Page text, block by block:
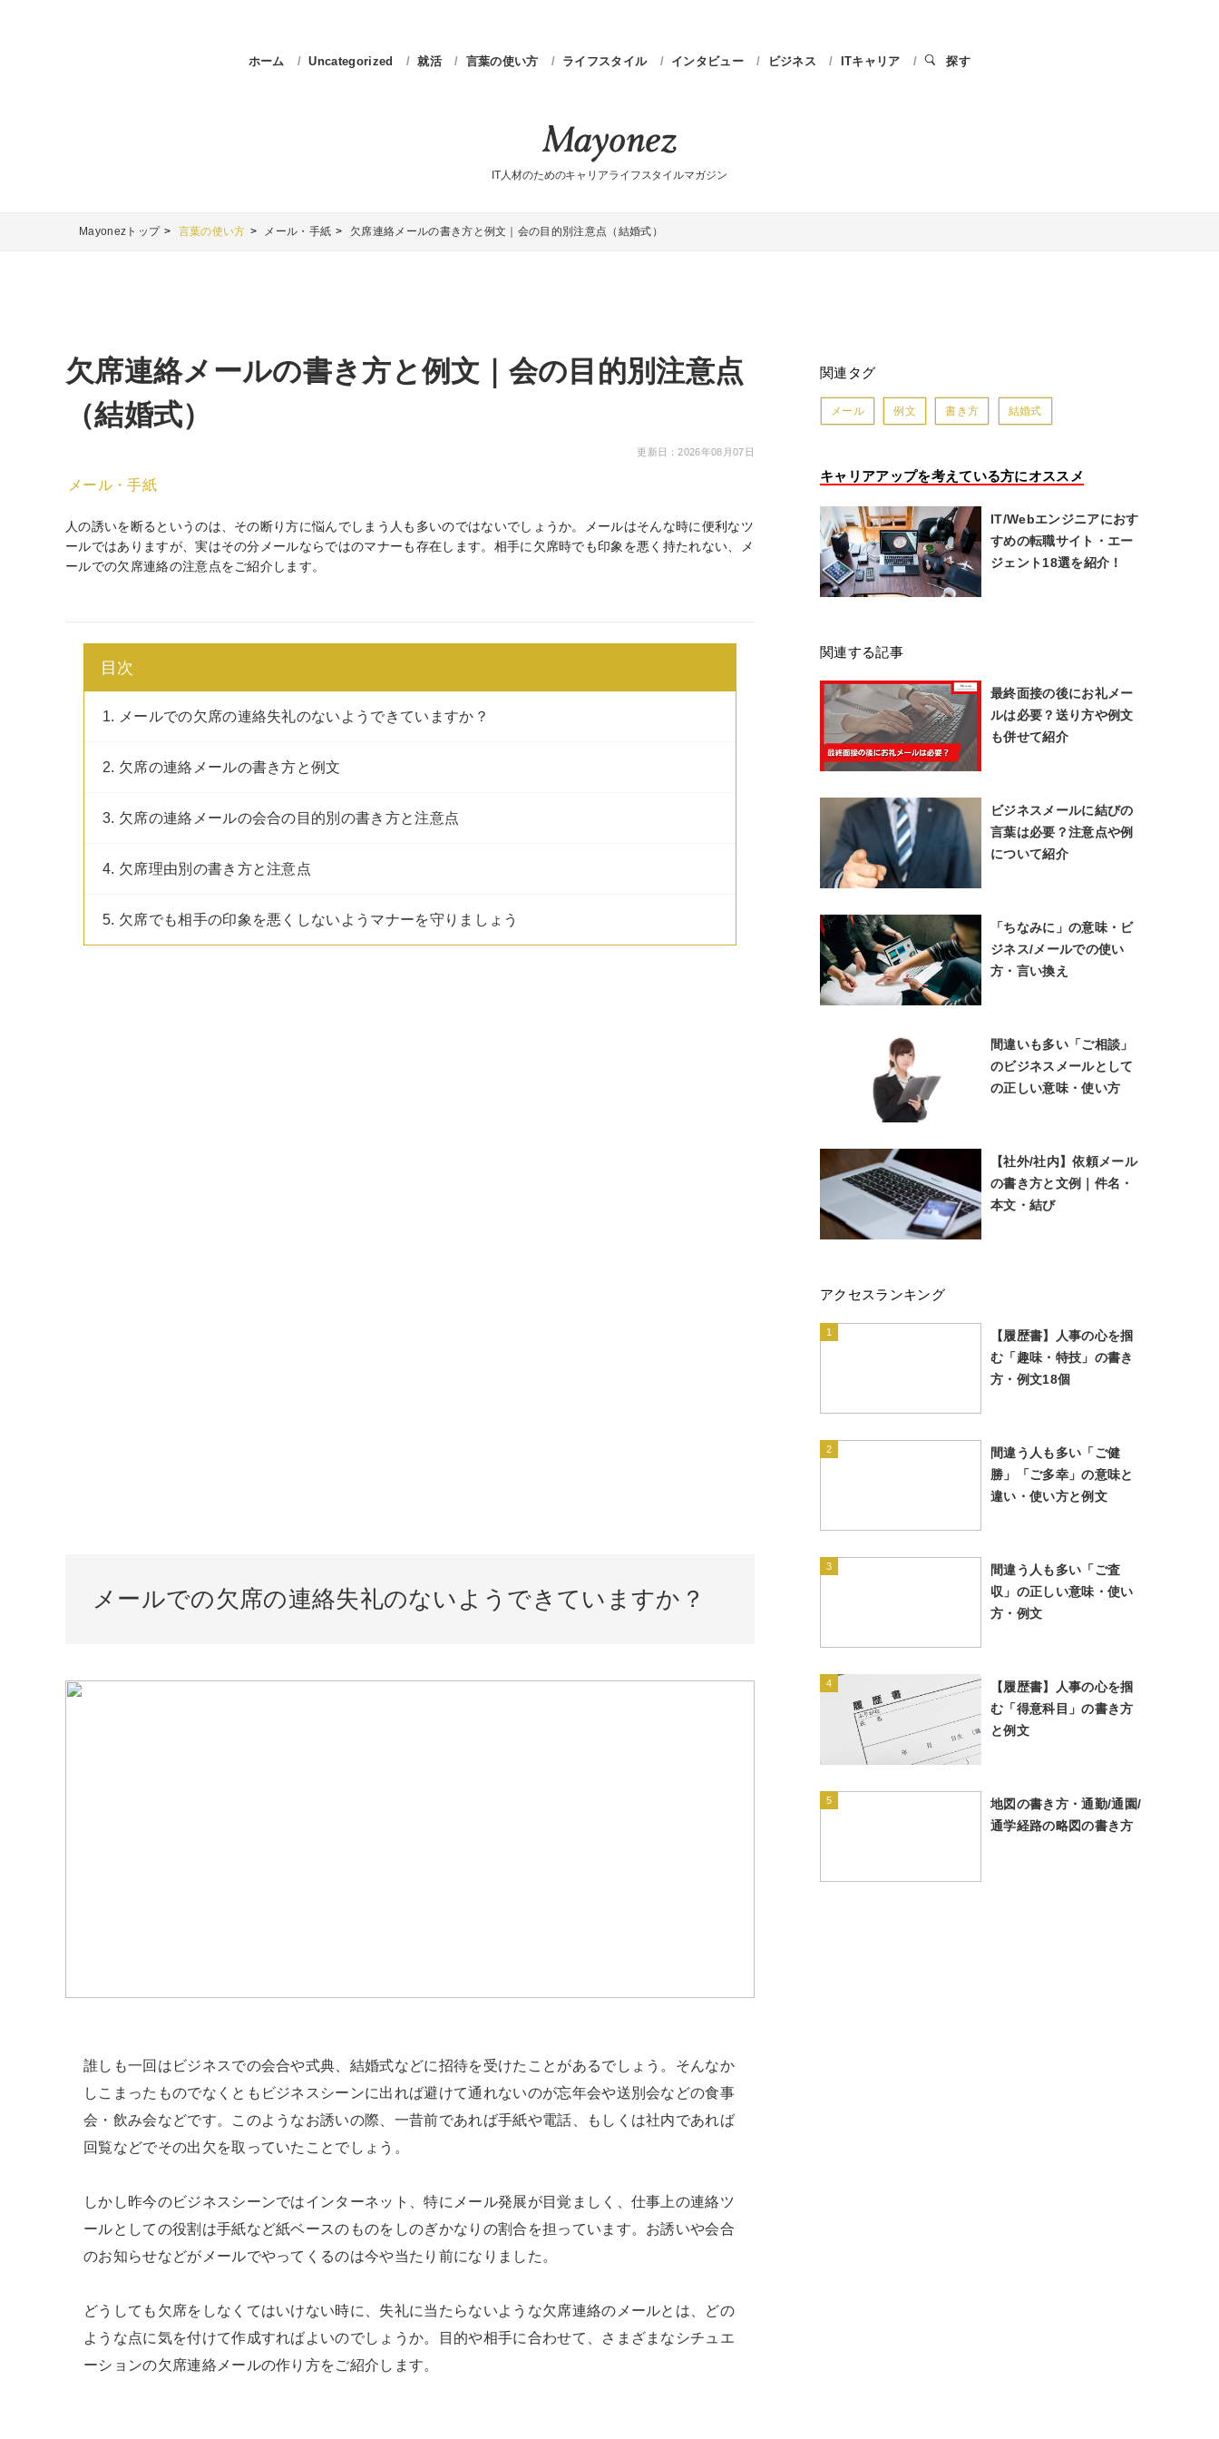
ホーム Uncategorized 就活 言葉の使い方 ライフスタイル インタビュー ビジネス ITキャリア 探す
IT人材のためのキャリアライフスタイルマガジン
Mayonezトップ 言葉の使い方 メール・手紙 欠席連絡メールの書き方と例文｜会の目的別注意点（結婚式）
欠席連絡メールの書き方と例文｜会の目的別注意点
（結婚式）
更新日：2026年08月07日
メール・手紙
人の誘いを断るというのは、その断り方に悩んでしまう人も多いのではないでしょうか。メールはそんな時に便利なツ
ールではありますが、実はその分メールならではのマナーも存在します。相手に欠席時でも印象を悪く持たれない、メ
ールでの欠席連絡の注意点をご紹介します。
目次
1. メールでの欠席の連絡失礼のないようできていますか？
2. 欠席の連絡メールの書き方と例文
3. 欠席の連絡メールの会合の目的別の書き方と注意点
4. 欠席理由別の書き方と注意点
5. 欠席でも相手の印象を悪くしないようマナーを守りましょう
メールでの欠席の連絡失礼のないようできていますか？
誰しも一回はビジネスでの会合や式典、結婚式などに招待を受けたことがあるでしょう。そんなか
しこまったものでなくともビジネスシーンに出れば避けて通れないのが忘年会や送別会などの食事
会・飲み会などです。このようなお誘いの際、一昔前であれば手紙や電話、もしくは社内であれば
回覧などでその出欠を取っていたことでしょう。
しかし昨今のビジネスシーンではインターネット、特にメール発展が目覚ましく、仕事上の連絡ツ
ールとしての役割は手紙など紙ベースのものをしのぎかなりの割合を担っています。お誘いや会合
のお知らせなどがメールでやってくるのは今や当たり前になりました。
どうしても欠席をしなくてはいけない時に、失礼に当たらないような欠席連絡のメールとは、どの
ような点に気を付けて作成すればよいのでしょうか。目的や相手に合わせて、さまざまなシチュエ
ーションの欠席連絡メールの作り方をご紹介します。
関連タグ
メール 例文 書き方 結婚式
キャリアアップを考えている方にオススメ
IT/Webエンジニアにおす
すめの転職サイト・エー
ジェント18選を紹介！
関連する記事
最終面接の後にお礼メー
ルは必要？送り方や例文
も併せて紹介
ビジネスメールに結びの
言葉は必要？注意点や例
について紹介
「ちなみに」の意味・ビ
ジネス/メールでの使い
方・言い換え
間違いも多い「ご相談」
のビジネスメールとして
の正しい意味・使い方
【社外/社内】依頼メール
の書き方と文例｜件名・
本文・結び
アクセスランキング
1
【履歴書】人事の心を掴
む「趣味・特技」の書き
方・例文18個
2
間違う人も多い「ご健
勝」「ご多幸」の意味と
違い・使い方と例文
3
間違う人も多い「ご査
収」の正しい意味・使い
方・例文
4
【履歴書】人事の心を掴
む「得意科目」の書き方
と例文
5
地図の書き方・通勤/通園/
通学経路の略図の書き方